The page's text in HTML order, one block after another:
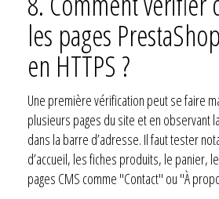
les pages
en HTTPS ?
Une première vérification peut se faire
plusieurs pages du site et en observant
dans la barre d’adresse. Il faut tester
d’accueil, les fiches produits, le panier,
pages CMS comme "Contact" ou "À